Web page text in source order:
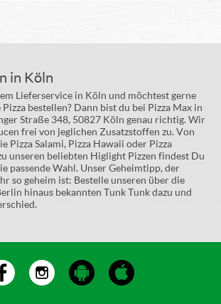
in Köln
Lieferservice in Köln und möchtest gerne
bestellen? Dann bist du bei Pizza Max in
Straße 348, 50827 Köln genau richtig. Wir
frei von jeglichen Zusatzstoffen zu. Von
Pizza Salami, Pizza Hawaii oder Pizza
unseren beliebten Higlight Pizzen findest Du
passende Wahl. Unser Geheimtipp, der
so geheim ist: Bestelle unseren über die
hinaus bekannten Tunk Tunk dazu und